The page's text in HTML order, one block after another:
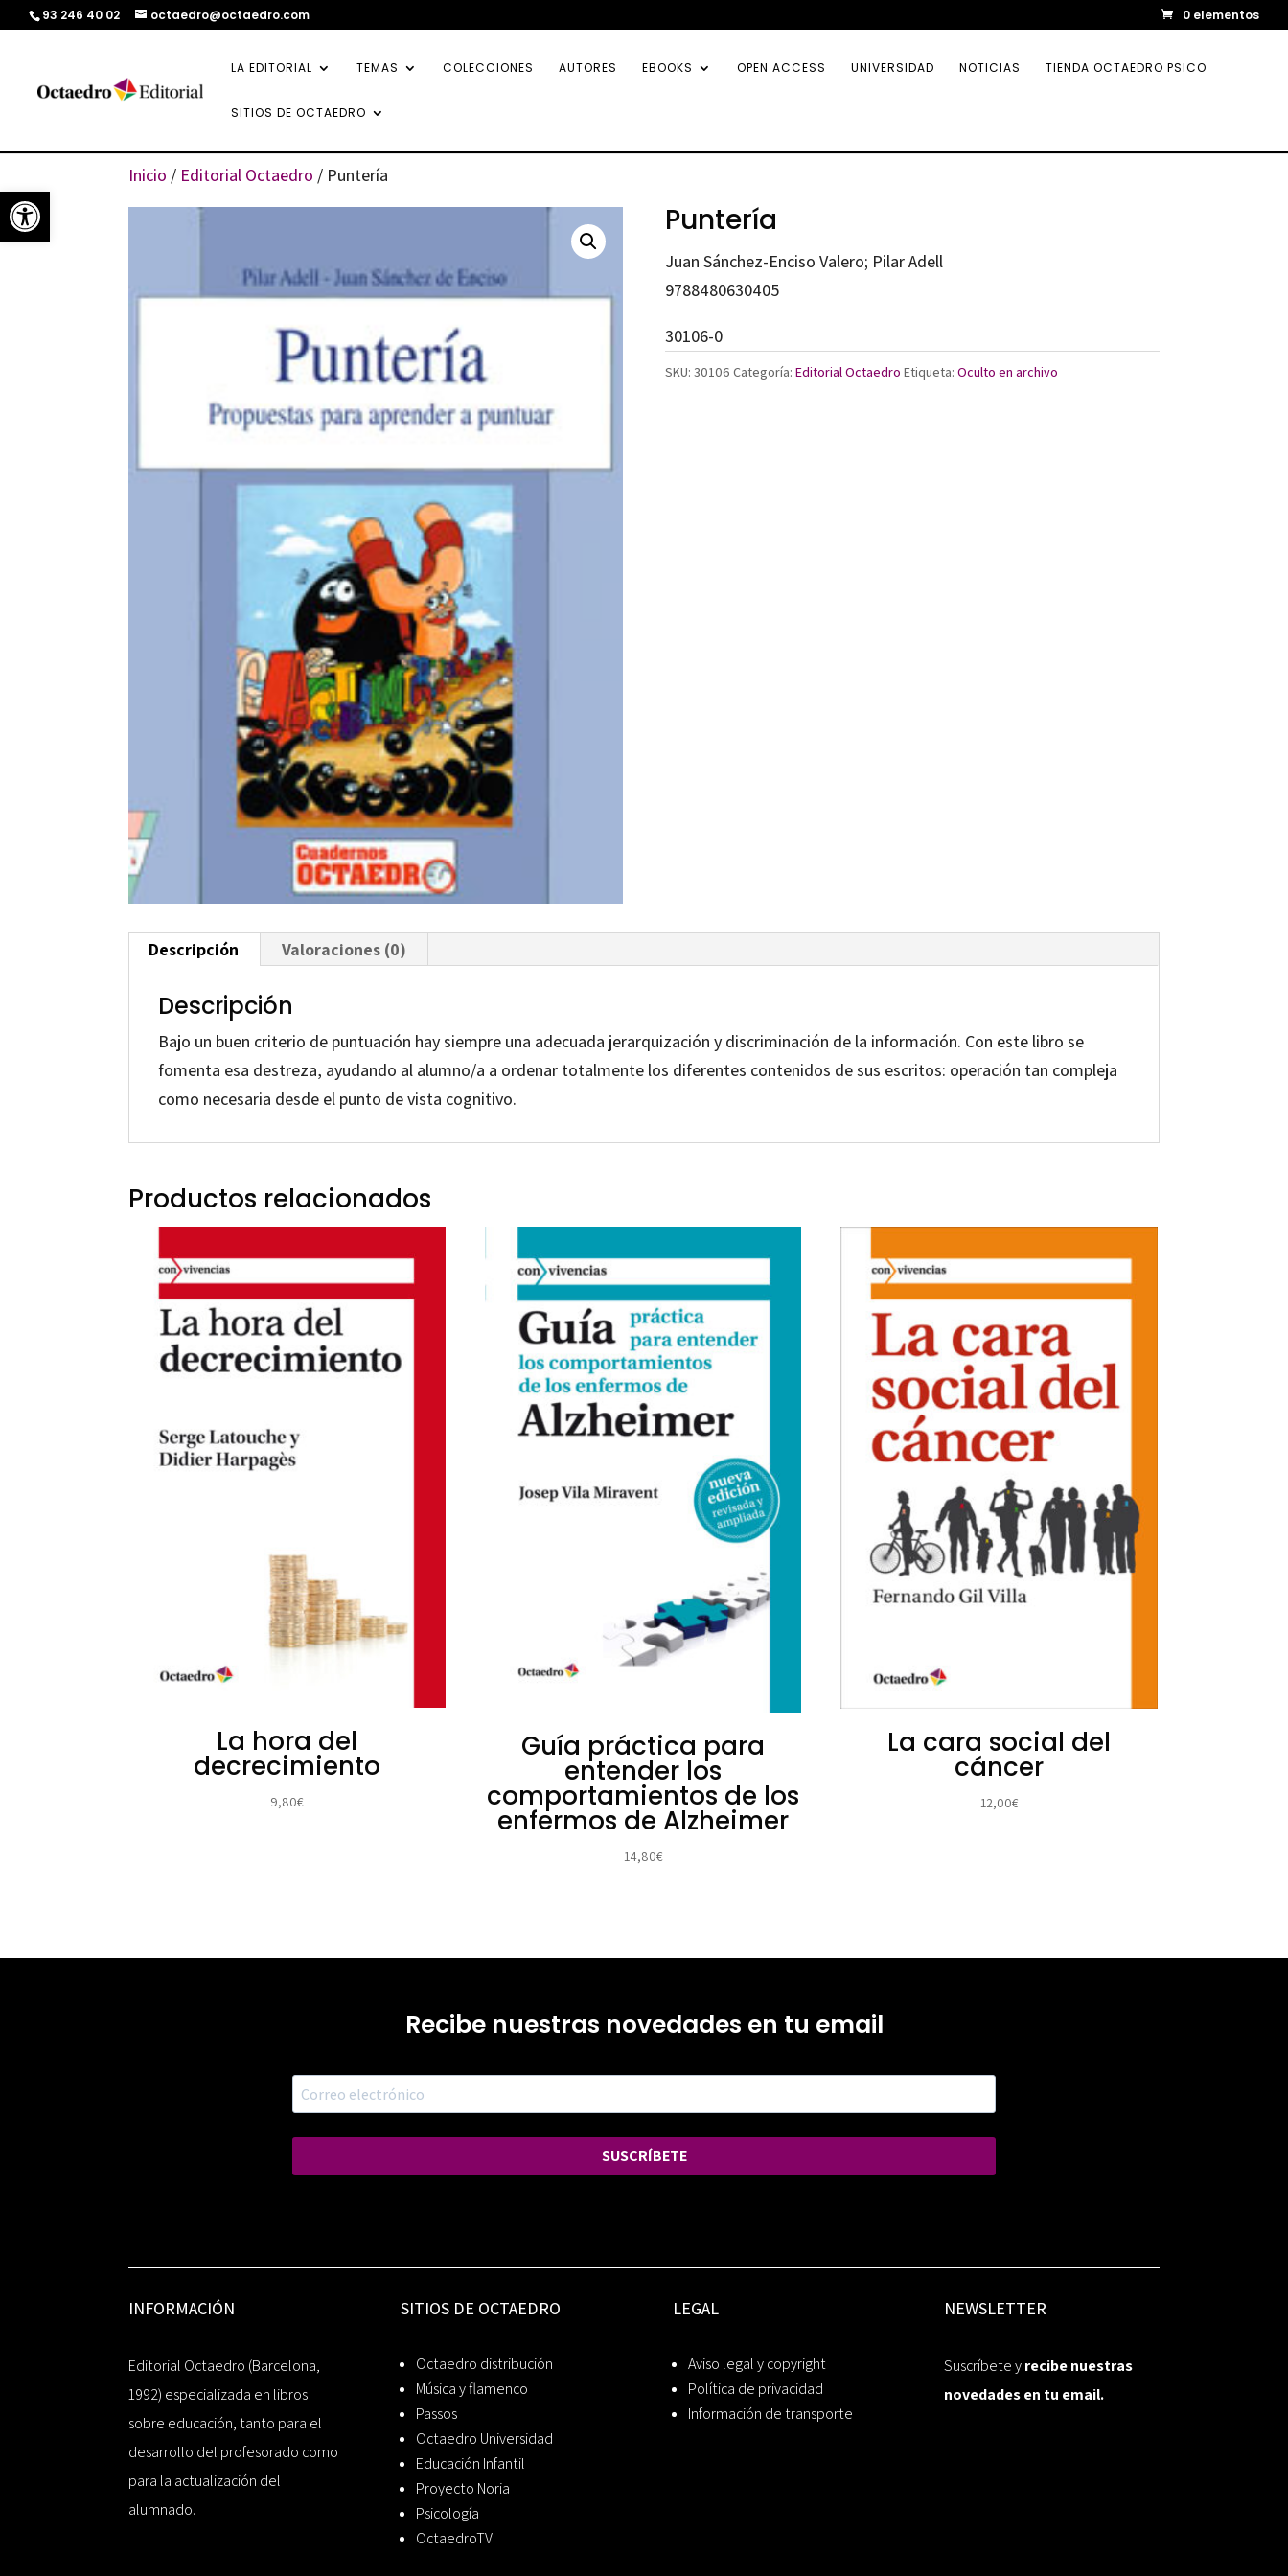
Abrir barra de herramientas
93 246 40 02 octaedro@octaedro.com 0 elementos
LA EDITORIAL TEMAS COLECCIONES AUTORES EBOOKS OPEN ACCESS UNIVERSIDAD NOTICIAS TIENDA OCTAEDRO PSICO
SITIOS DE OCTAEDRO
Inicio / Editorial Octaedro / Puntería
Puntería
Juan Sánchez-Enciso Valero; Pilar Adell
9788480630405
30106-0
SKU: 30106 Categoría: Editorial Octaedro Etiqueta: Oculto en archivo
Descripción Valoraciones (0)
Descripción
Bajo un buen criterio de puntuación hay siempre una adecuada jerarquización y discriminación de la información. Con este libro se
fomenta esa destreza, ayudando al alumno/a a ordenar totalmente los diferentes contenidos de sus escritos: operación tan compleja
como necesaria desde el punto de vista cognitivo.
Productos relacionados
La hora del
decrecimiento
9,80€
Guía práctica para
entender los
comportamientos de los
enfermos de Alzheimer
14,80€
La cara social del
cáncer
12,00€
Recibe nuestras novedades en tu email
SUSCRÍBETE
INFORMACIÓN
Editorial Octaedro (Barcelona,
1992) especializada en libros
sobre educación, tanto para el
desarrollo del profesorado como
para la actualización del
alumnado.
SITIOS DE OCTAEDRO
Octaedro distribución
Música y flamenco
Passos
Octaedro Universidad
Educación Infantil
Proyecto Noria
Psicología
OctaedroTV
LEGAL
Aviso legal y copyright
Política de privacidad
Información de transporte
NEWSLETTER
Suscríbete yrecibe nuestras
novedades en tu email.